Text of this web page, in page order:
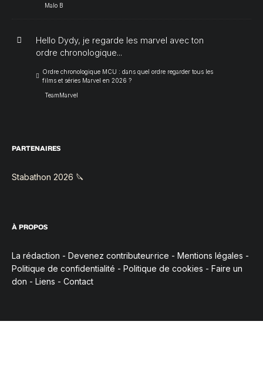
Malo B
Hello Dydy, je regarde les marvel avec ton
ordre chronologique...
Ordre chronologique MCU : dans quel ordre regarder tous les
films et séries Marvel en 2026 ?
TeamMarvel
PARTENAIRES
Stabathon 2026 🔪
À PROPOS
La rédaction - Devenez contributeur·rice - Mentions légales -
Politique de confidentialité - Politique de cookies - Faire un
don - Liens - Contact